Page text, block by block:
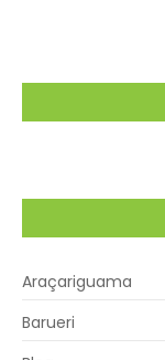
Araçariguama
Barueri